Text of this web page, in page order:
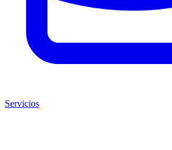
Servicios